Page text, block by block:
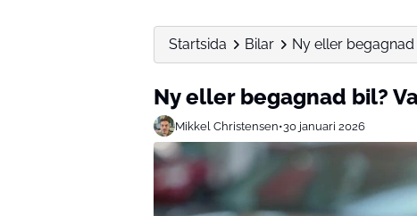
Startsida Bilar Ny eller
Ny eller begagnad bil?
Mikkel Christensen•30 januari 2026